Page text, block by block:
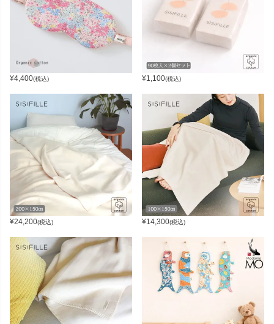
¥4,400(税込) ¥1,100(税込)
¥24,200(税込) ¥14,300(税込)